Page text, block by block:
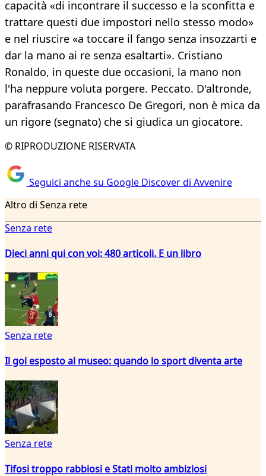
capacità «di incontrare il successo e la sconfitta e
trattare questi due impostori nello stesso modo»
e nel riuscire «a toccare il fango senza insozzarti e
dar la mano ai re senza esaltarti». Cristiano
Ronaldo, in queste due occasioni, la mano non
l'ha neppure voluta porgere. Peccato. D'altronde,
parafrasando Francesco De Gregori, non è mica da
un rigore (segnato) che si giudica un giocatore.
© RIPRODUZIONE RISERVATA
Seguici anche su Google Discover di Avvenire
Altro di Senza rete
Senza rete
Dieci anni qui con voi: 480 articoli. E un libro
Senza rete
Il gol esposto al museo: quando lo sport diventa arte
Senza rete
Tifosi troppo rabbiosi e Stati molto ambiziosi